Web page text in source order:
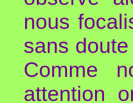
nous
sans
Comme
attention